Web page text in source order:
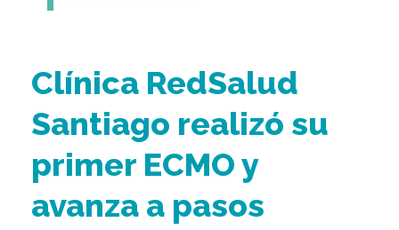
Clínica RedSalud
Santiago realizó su
primer ECMO y
avanza a pasos